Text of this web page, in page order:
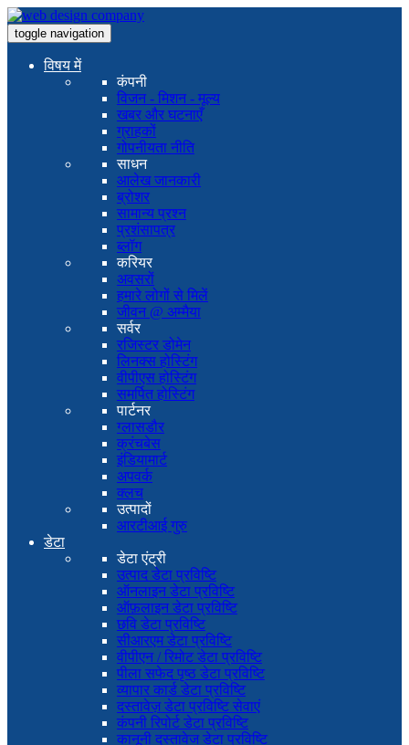
toggle navigation
विषय में
कंपनी
विजन - मिशन - मूल्य
खबर और घटनाएँ
ग्राहकों
गोपनीयता नीति
साधन
आलेख जानकारी
ब्रोशर
सामान्य प्रश्न
प्रशंसापत्र
ब्लॉग
करियर
अवसरों
हमारे लोगों से मिलें
जीवन @ अम्मैया
सर्वर
रजिस्टर डोमेन
लिनक्स होस्टिंग
वीपीएस होस्टिंग
समर्पित होस्टिंग
पार्टनर
ग्लासडौर
क्रंचबेस
इंडियामार्ट
अपवर्क
क्लच
उत्पादों
आरटीआई गुरु
डेटा
डेटा एंट्री
उत्पाद डेटा प्रविष्टि
ऑनलाइन डेटा प्रविष्टि
ऑफ़लाइन डेटा प्रविष्टि
छवि डेटा प्रविष्टि
सीआरएम डेटा प्रविष्टि
वीपीएन / रिमोट डेटा प्रविष्टि
पीला सफेद पृष्ठ डेटा प्रविष्टि
व्यापार कार्ड डेटा प्रविष्टि
दस्तावेज़ डेटा प्रविष्टि सेवाएं
कंपनी रिपोर्ट डेटा प्रविष्टि
कानूनी दस्तावेज डेटा प्रविष्टि